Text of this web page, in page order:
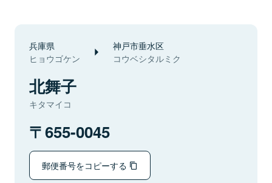
兵庫県
ヒョウゴケン
神戸市垂水区
コウベシタルミク
北舞子
キタマイコ
655-0045
郵便番号をコピーする